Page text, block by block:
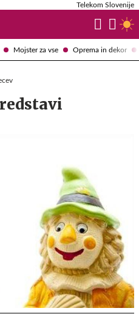
Mojster za vse Oprema in dekor
Telekom Slovenije